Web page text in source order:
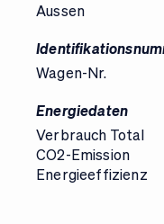
Aussen
Wagen-Nr.
Energiedaten
Verbrauch Total
CO2-Emission
Energieeffizienz